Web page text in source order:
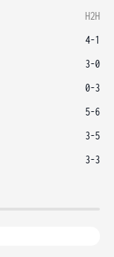
H2H
4-1
3-0
0-3
5-6
3-5
3-3